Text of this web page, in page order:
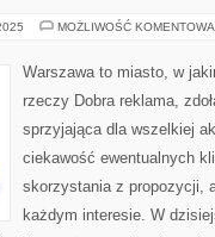
MOŻLIWOŚĆ
Warszawa to miasto, w
rzeczy Dobra reklama,
sprzyjająca dla wszelkiej
ciekawość ewentualnych
skorzystania z propozycji,
każdym interesie. W